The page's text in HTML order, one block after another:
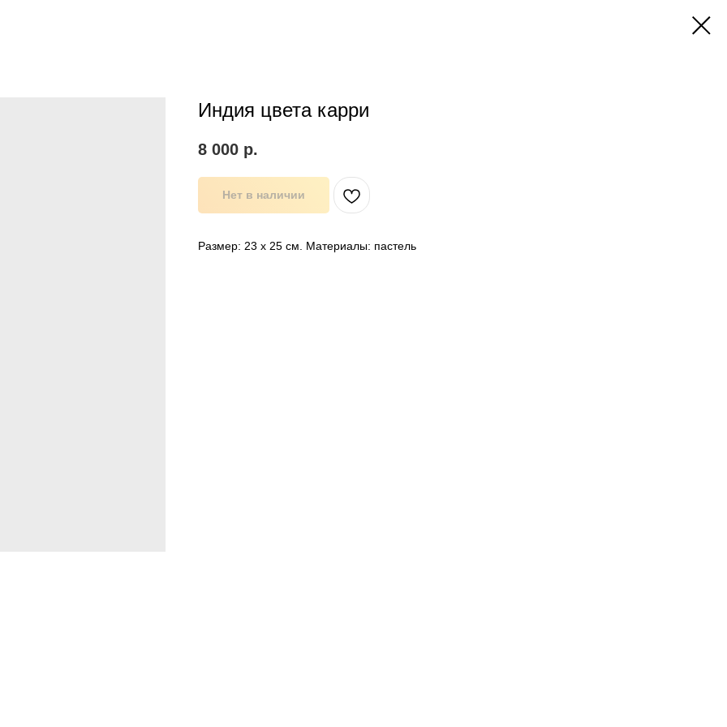
Индия цвета карри
8 000 р.
Нет в наличии
Размер: 23 х 25 см. Материалы: пастель